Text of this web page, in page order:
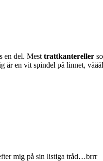
en del. Mest trattkantereller
en vit spindel på linnet,
mig på sin listiga tråd…brrr